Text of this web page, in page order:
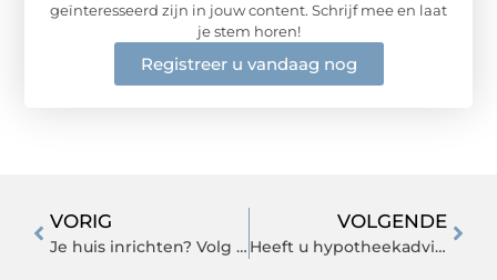
geïnteresseerd zijn in jouw content. Schrijf mee en laat
je stem horen!
Registreer u vandaag nog
VORIG
Je huis inrichten? Volg deze stappen!
VOLGENDE
Heeft u hypotheekadvies in Gorinchem nodig?